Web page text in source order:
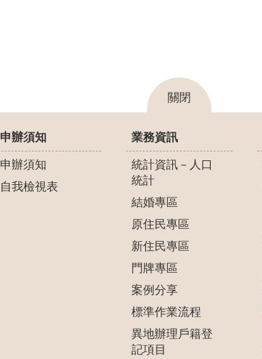
關閉
申辦須知
申辦須知
自我檢視表
業務資訊
統計資訊－人口
統計
結婚專區
原住民專區
新住民專區
門牌專區
案例分享
標準作業流程
異地辦理戶籍登
記項目